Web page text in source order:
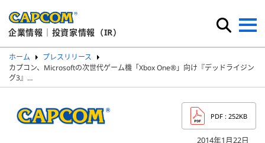
企業情報｜投資家情報（IR）
ホーム
プレスリリース
カプコン、Microsoftの次世代ゲーム機「Xbox One®」向け『デッドライジン
グ3』…
PDF : 252KB
2014年1月22日